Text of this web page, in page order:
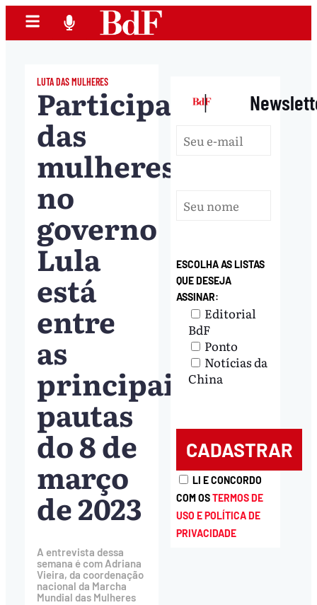
LUTA DAS MULHERES
Participação
das
mulheres
no
governo
Lula
está
entre
as
principais
pautas
do 8 de
março
de 2023
A entrevista dessa
semana é com Adriana
Vieira, da coordenação
nacional da Marcha
Mundial das Mulheres
|
ESCOLHA AS LISTAS
QUE DESEJA
ASSINAR:
Editorial
BdF
Ponto
Notícias da
China
LI E CONCORDO
COM OSTERMOS DE
USO E POLÍTICA DE
PRIVACIDADE